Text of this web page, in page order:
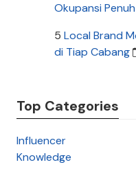
Okupansi Penuh
5 Local Brand
di Tiap Cabang
Top Categories
Influencer
Knowledge